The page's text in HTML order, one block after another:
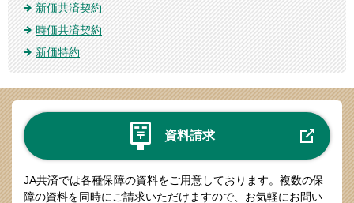
新価共済契約
時価共済契約
新価特約
資料請求
JA共済では各種保障の資料をご用意しております。 複数の保
障の資料を同時にご請求いただけますので、お気軽にお問い